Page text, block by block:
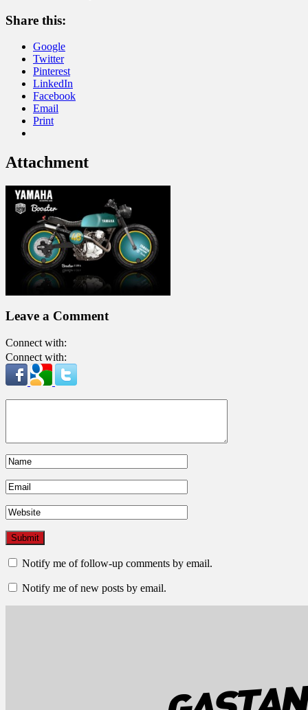
Share this:
Google
Twitter
Pinterest
LinkedIn
Facebook
Email
Print
Attachment
Leave a Comment
Connect with:
Connect with:
Notify me of follow-up comments by email.
Notify me of new posts by email.